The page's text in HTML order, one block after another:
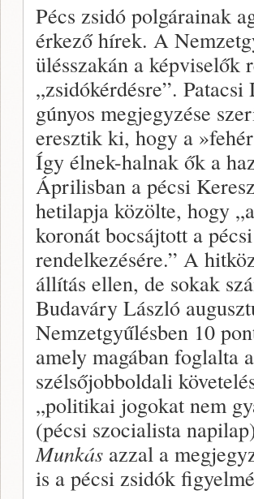
Pécs zsidó polgárainak
érkező hírek. A
ülésszakán a képviselők
„zsidókérdésre”.
gúnyos megjegyzése
eresztik ki, hogy a
Így élnek-halnak ők a
Áprilisban a pécsi
hetilapja közölte, hogy
koronát bocsájtott a
rendelkezésére.” A
állítás ellen, de sokak
Budaváry László
Nemzetgyűlésben 10
amely magában foglalta
szélsőjobboldali
„politikai jogokat nem
(pécsi szocialista
Munkás azzal a
is a pécsi zsidók